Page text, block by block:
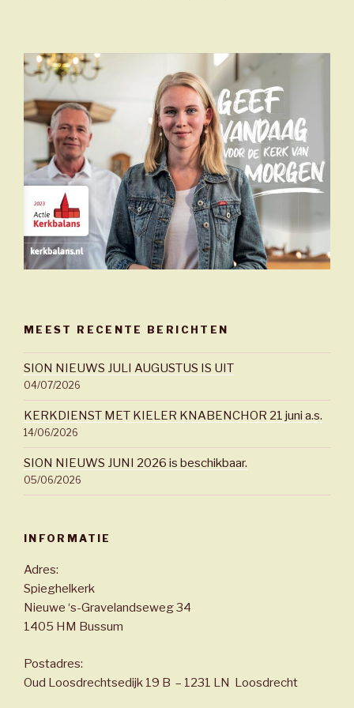
MEEST RECENTE BERICHTEN
SION NIEUWS JULI AUGUSTUS IS UIT
04/07/2026
KERKDIENST MET KIELER KNABENCHOR 21 juni a.s.
14/06/2026
SION NIEUWS JUNI 2026 is beschikbaar.
05/06/2026
INFORMATIE
Adres:
Spieghelkerk
Nieuwe ‘s-Gravelandseweg 34
1405 HM Bussum
Postadres:
Oud Loosdrechtsedijk 19 B – 1231 LN Loosdrecht